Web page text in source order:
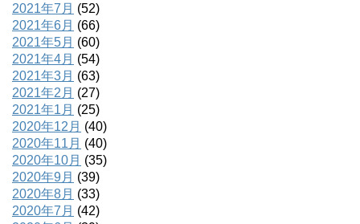
2021年7月 (52)
2021年6月 (66)
2021年5月 (60)
2021年4月 (54)
2021年3月 (63)
2021年2月 (27)
2021年1月 (25)
2020年12月 (40)
2020年11月 (40)
2020年10月 (35)
2020年9月 (39)
2020年8月 (33)
2020年7月 (42)